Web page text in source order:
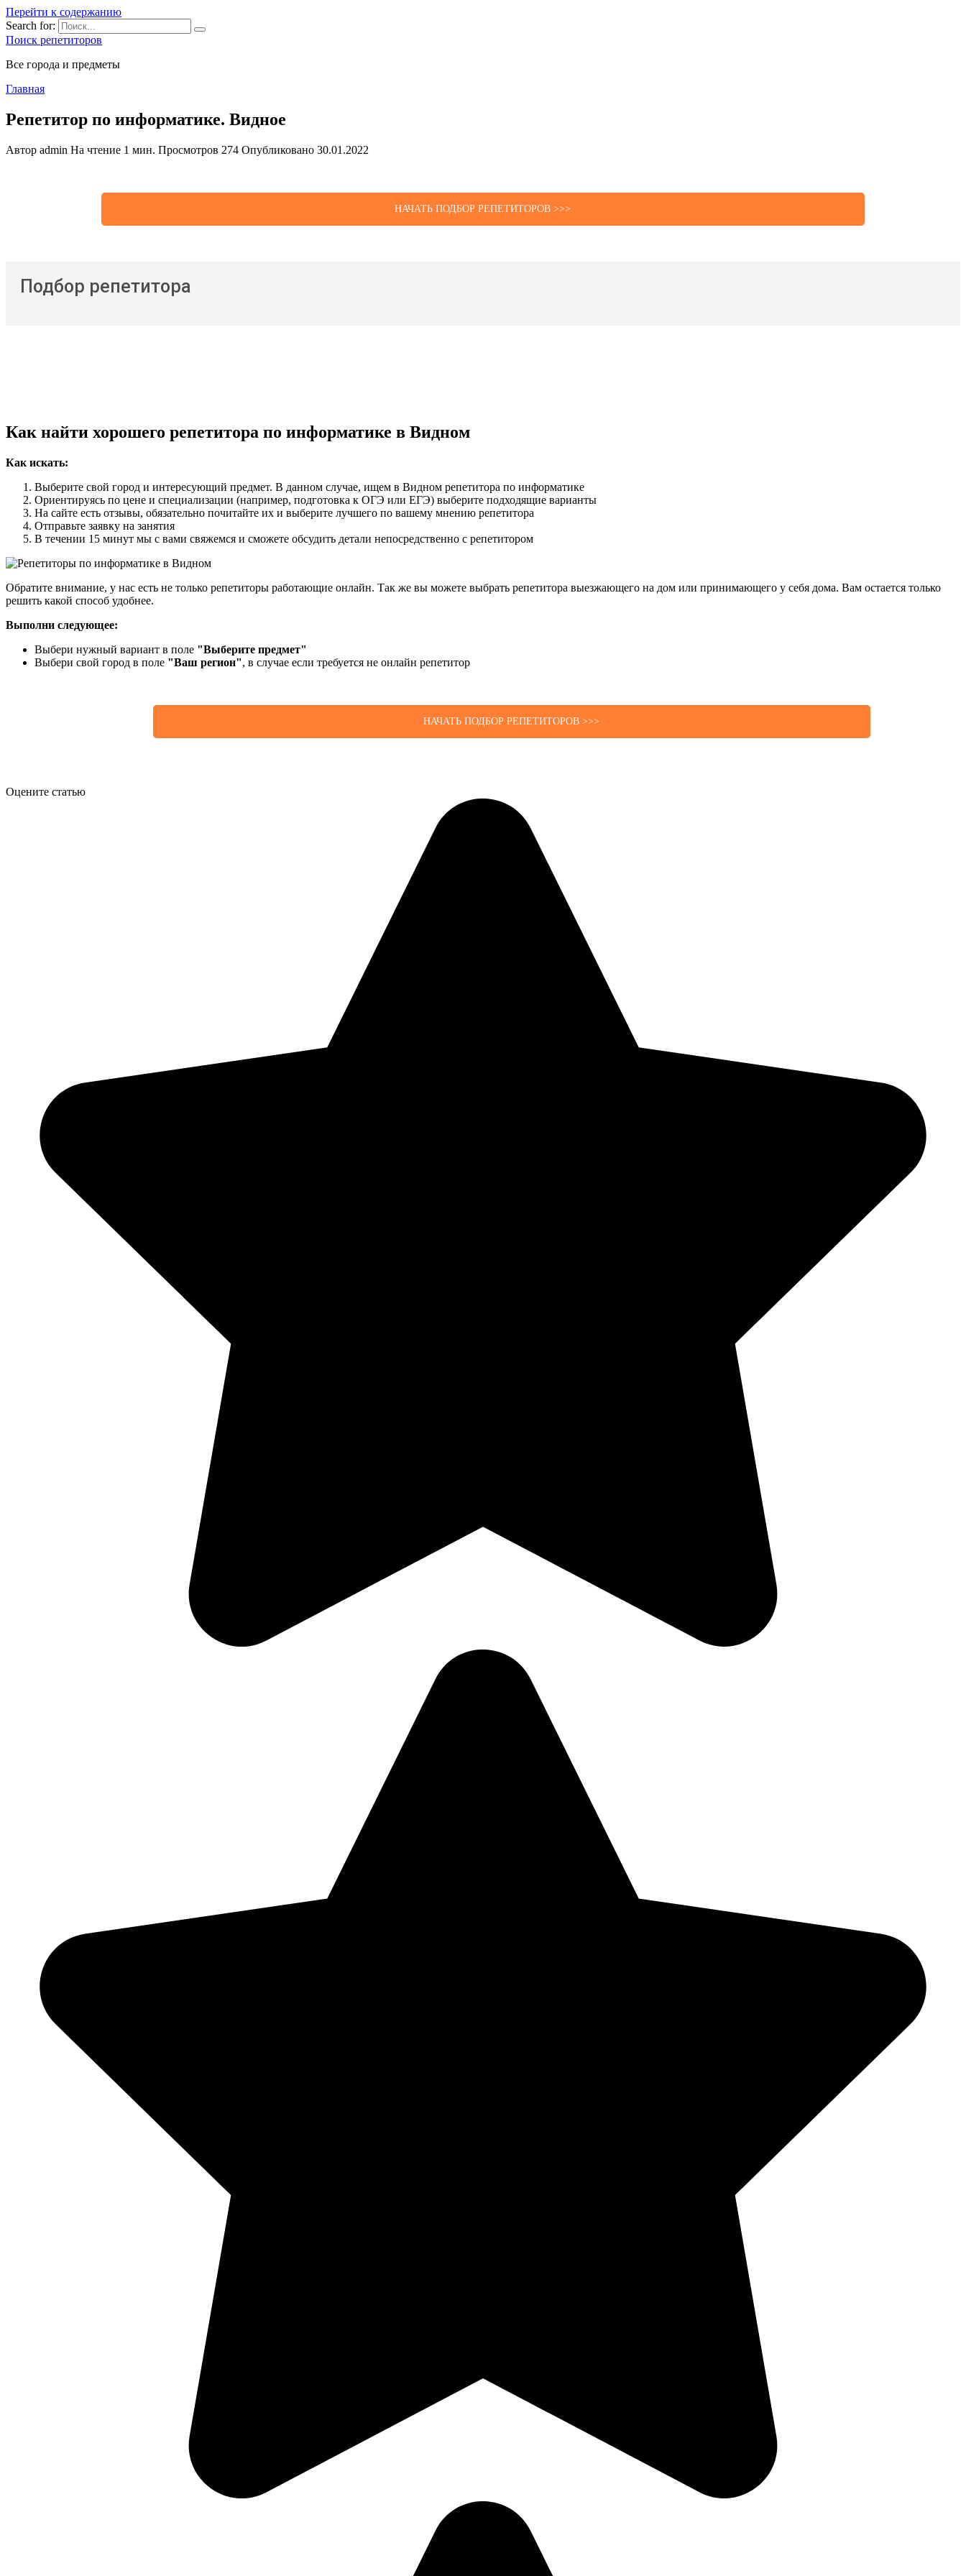
Перейти к содержанию
Search for:
Поиск репетиторов
Все города и предметы
Главная
Репетитор по информатике. Видное
Автор admin На чтение 1 мин. Просмотров 274 Опубликовано 30.01.2022
НАЧАТЬ ПОДБОР РЕПЕТИТОРОВ >>>
Подбор репетитора
Как найти хорошего репетитора по информатике в Видном
Как искать:
Выберите свой город и интересующий предмет. В данном случае, ищем в Видном репетитора по информатике
Ориентируясь по цене и специализации (например, подготовка к ОГЭ или ЕГЭ) выберите подходящие варианты
На сайте есть отзывы, обязательно почитайте их и выберите лучшего по вашему мнению репетитора
Отправьте заявку на занятия
В течении 15 минут мы с вами свяжемся и сможете обсудить детали непосредственно с репетитором
Обратите внимание, у нас есть не только репетиторы работающие онлайн. Так же вы можете выбрать репетитора выезжающего на дом или принимающего у себя дома. Вам остается только
решить какой способ удобнее.
Выполни следующее:
Выбери нужный вариант в поле "Выберите предмет"
Выбери свой город в поле "Ваш регион", в случае если требуется не онлайн репетитор
НАЧАТЬ ПОДБОР РЕПЕТИТОРОВ >>>
Оцените статью